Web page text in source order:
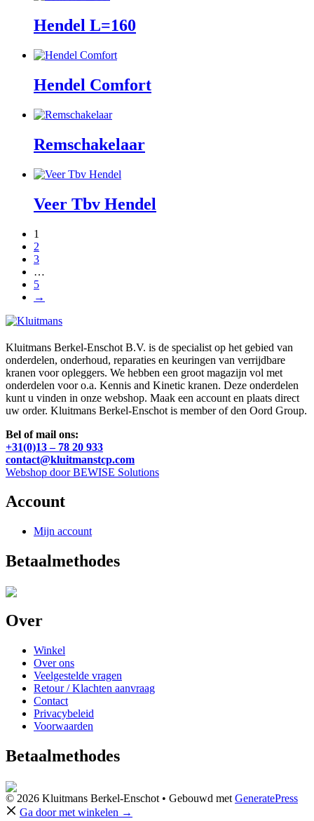
Hendel L=160
Hendel Comfort
Remschakelaar
Veer Tbv Hendel
1
2
3
…
5
→
Kluitmans Berkel-Enschot B.V. is de specialist op het gebied van
onderdelen, onderhoud, reparaties en keuringen van verrijdbare
kranen voor opleggers. We hebben een groot magazijn vol met
onderdelen voor o.a. Kennis and Kinetic kranen. Deze onderdelen
kunt u vinden in onze webshop. Maak een account en plaats direct
uw order. Kluitmans Berkel-Enschot is member of den Oord Group.
Bel of mail ons:
+31(0)13 – 78 20 933
contact@kluitmanstcp.com
Webshop door BEWISE Solutions
Account
Mijn account
Betaalmethodes
Over
Winkel
Over ons
Veelgestelde vragen
Retour / Klachten aanvraag
Contact
Privacybeleid
Voorwaarden
Betaalmethodes
© 2026 Kluitmans Berkel-Enschot • Gebouwd met GeneratePress
Ga door met winkelen →